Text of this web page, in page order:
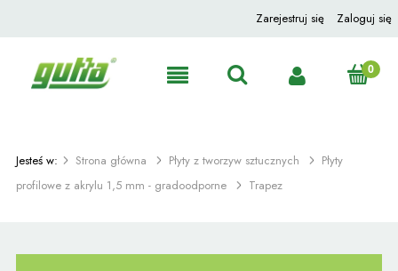
Zarejestruj się Zaloguj się
Jesteś w: Strona główna Płyty z tworzyw sztucznych
Płyty
profilowe z akrylu 1,5 mm - gradoodporne
Trapez